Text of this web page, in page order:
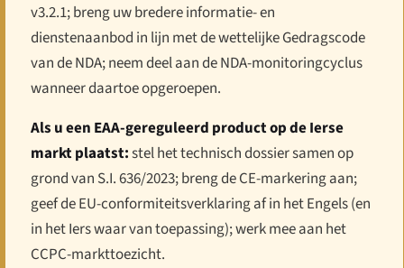
v3.2.1; breng uw bredere informatie- en
dienstenaanbod in lijn met de wettelijke Gedragscode
van de NDA; neem deel aan de NDA-monitoringcyclus
wanneer daartoe opgeroepen.
Als u een EAA-gereguleerd product op de Ierse
markt plaatst:stel het technisch dossier samen op
grond van S.I. 636/2023; breng de CE-markering aan;
geef de EU-conformiteitsverklaring af in het Engels (en
in het Iers waar van toepassing); werk mee aan het
CCPC-markttoezicht.